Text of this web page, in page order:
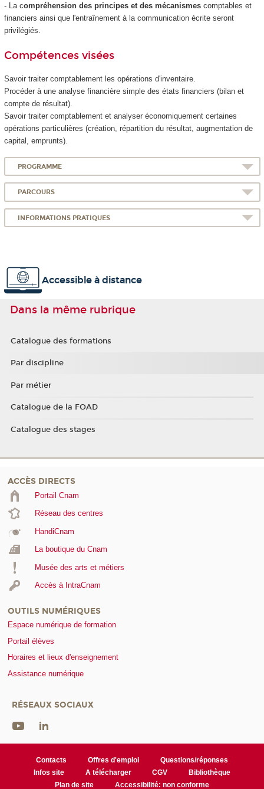
- La compréhension des principes et des mécanismescomptables et
financiers ainsi que l'entraînement à la communication écrite seront
privilégiés.
Compétences visées
Savoir traiter comptablement les opérations d'inventaire.
Procéder à une analyse financière simple des états financiers (bilan et
compte de résultat).
Savoir traiter comptablement et analyser économiquement certaines
opérations particulières (création, répartition du résultat, augmentation de
capital, emprunts).
PROGRAMME
PARCOURS
INFORMATIONS PRATIQUES
Accessible à distance
Dans la même rubrique
Catalogue des formations
Par discipline
Par métier
Catalogue de la FOAD
Catalogue des stages
ACCÈS DIRECTS
Portail Cnam
Réseau des centres
HandiCnam
La boutique du Cnam
Musée des arts et métiers
Accès à IntraCnam
OUTILS NUMÉRIQUES
Espace numérique de formation
Portail élèves
Horaires et lieux d'enseignement
Assistance numérique
RÉSEAUX SOCIAUX
Contacts Offres d'emploi
Questions/réponses
Infos site
A télécharger CGV
Bibliothèque
Plan de site
Accessibilité: non conforme